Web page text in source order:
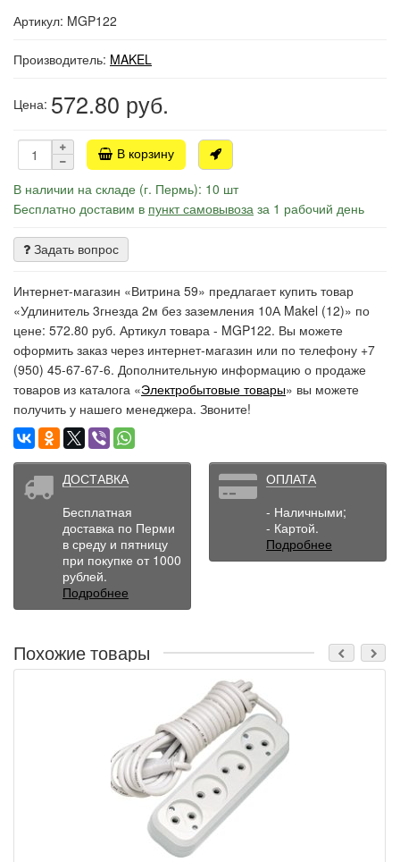
Артикул: MGP122
Производитель: MAKEL
Цена: 572.80 руб.
В корзину
В наличии на складе (г. Пермь): 10 шт
Бесплатно доставим в пункт самовывоза за 1 рабочий день
Задать вопрос
Интернет-магазин «Витрина 59» предлагает купить товар
«Удлинитель 3гнезда 2м без заземления 10А Makel (12)» по
цене: 572.80 руб. Артикул товара - MGP122. Вы можете
оформить заказ через интернет-магазин или по телефону +7
(950) 45-67-67-6. Дополнительную информацию о продаже
товаров из каталога «Электробытовые товары» вы можете
получить у нашего менеджера. Звоните!
ДОСТАВКА
Бесплатная
доставка по Перми
в среду и пятницу
при покупке от 1000
рублей.
Подробнее
ОПЛАТА
- Наличными;
- Картой.
Подробнее
Похожие товары